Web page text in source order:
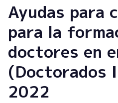
Ayudas para
para la
doctores en
(Doctorados
2022